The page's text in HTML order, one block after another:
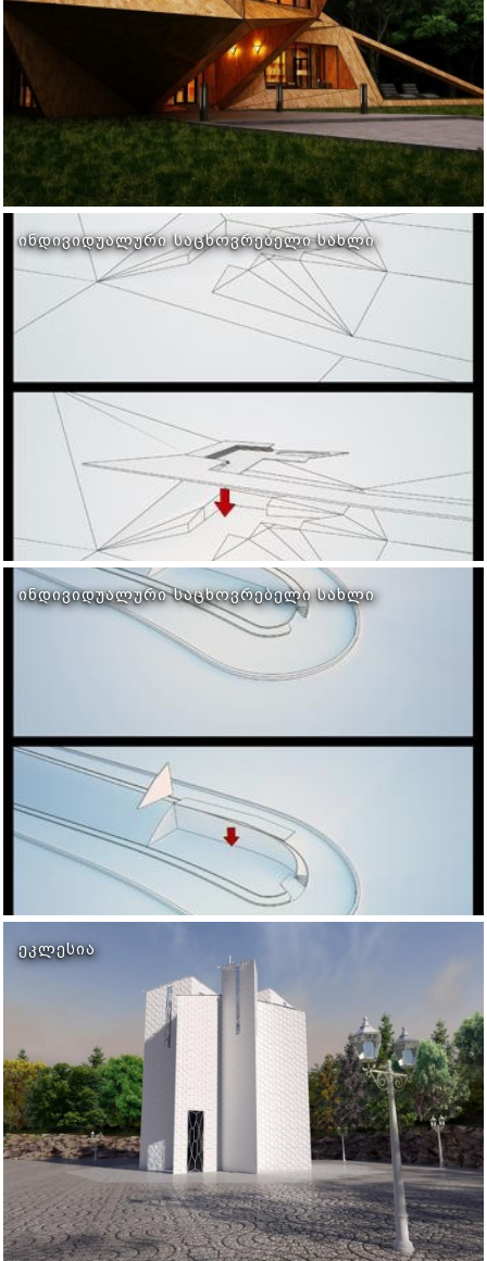
ᲘᲜᲓᲘᲕᲘᲓᲣᲐᲚᲣᲠᲘ ᲡᲐᲪᲮᲝᲕᲠᲔᲑᲔᲚᲘ ᲡᲐᲮᲚᲘ
ᲘᲜᲓᲘᲕᲘᲓᲣᲐᲚᲣᲠᲘ ᲡᲐᲪᲮᲝᲕᲠᲔᲑᲔᲚᲘ ᲡᲐᲮᲚᲘ
ᲔᲙᲚᲔᲡᲘᲐ